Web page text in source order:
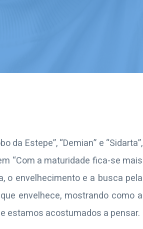
Estepe”, “Demian” e “Sidarta”,
“Com a maturidade fica-se mais
o envelhecimento e a busca pela
envelhece, mostrando como a
estamos acostumados a pensar.